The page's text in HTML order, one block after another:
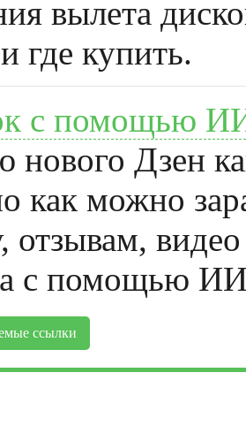
вылета
где купить.
с помощью
Дзен
как можно
отзывам,
с помощью
ссылки